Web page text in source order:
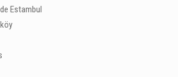
Estambul